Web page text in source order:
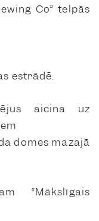
Co” telpās
estrādē.
aicina uz
domes mazajā
“Mākslīgais